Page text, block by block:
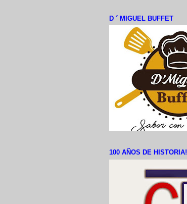
D ´ MIGUEL BUFFET
100 AÑOS DE HISTORIA!